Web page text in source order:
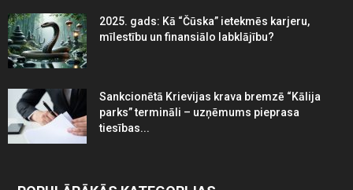
2025. gads: Kā “Čūska” ietekmēs karjeru,
mīlestību un finansiālo labklājību?
Sankcionētā Krievijas krava bremzē “Kālija
parks” termināli – uzņēmums pieprasa
tiesības...